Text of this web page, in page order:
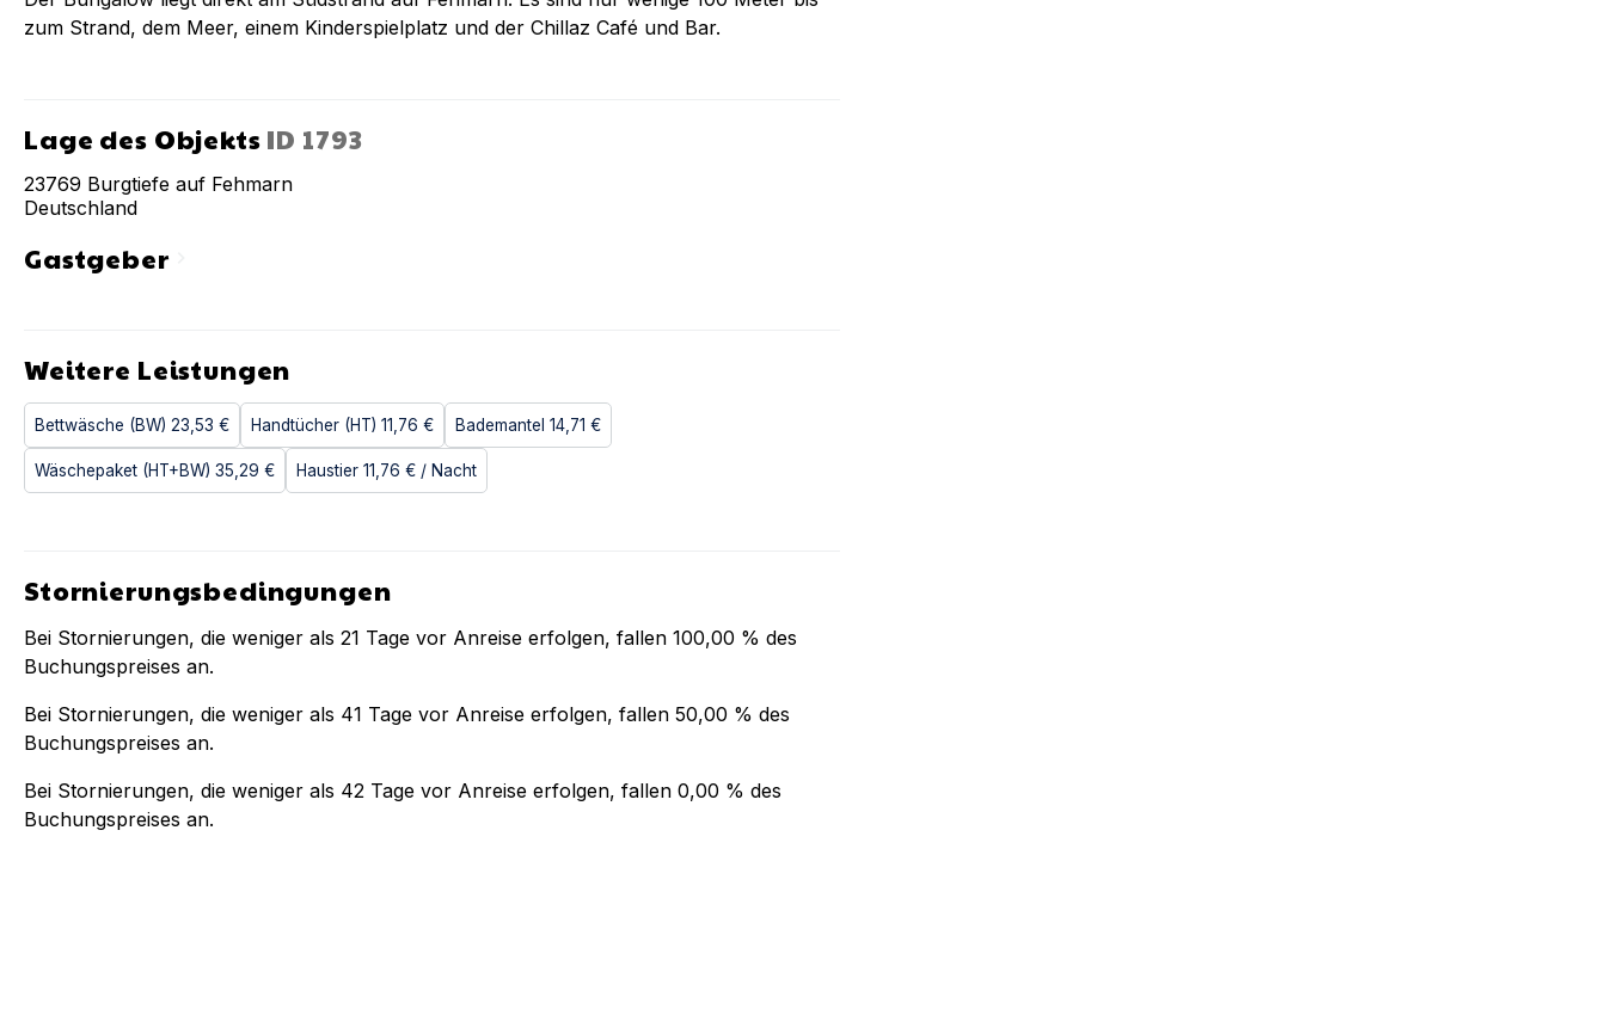
zum Strand, dem Meer, einem Kinderspielplatz und der Chillaz Café und Bar.
Lage des Objekts ID 1793
23769 Burgtiefe auf Fehmarn
Deutschland
Gastgeberchevron_right
Weitere Leistungen
Bettwäsche (BW) 23,53 € Handtücher (HT) 11,76 € Bademantel 14,71 €
Wäschepaket (HT+BW) 35,29 € Haustier 11,76 € / Nacht
Stornierungsbedingungen
Bei Stornierungen, die weniger als 21 Tage vor Anreise erfolgen, fallen 100,00 % des
Buchungspreises an.
Bei Stornierungen, die weniger als 41 Tage vor Anreise erfolgen, fallen 50,00 % des
Buchungspreises an.
Bei Stornierungen, die weniger als 42 Tage vor Anreise erfolgen, fallen 0,00 % des
Buchungspreises an.